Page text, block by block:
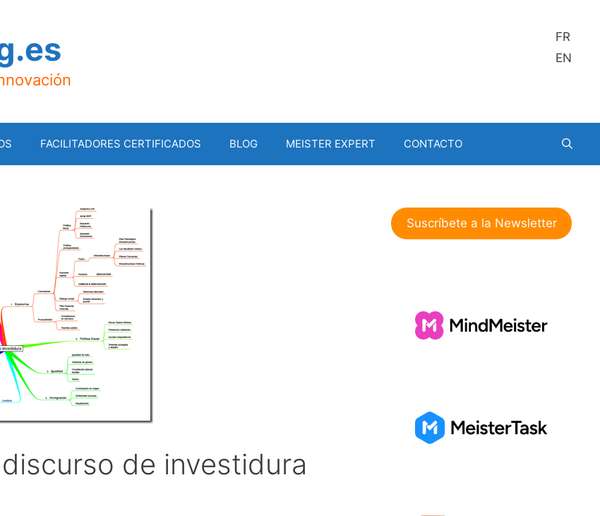
FR
EN
FACILITADORES CERTIFICADOS BLOG MEISTER EXPERT CONTACTO
de investidura
Suscríbete a la Newsletter